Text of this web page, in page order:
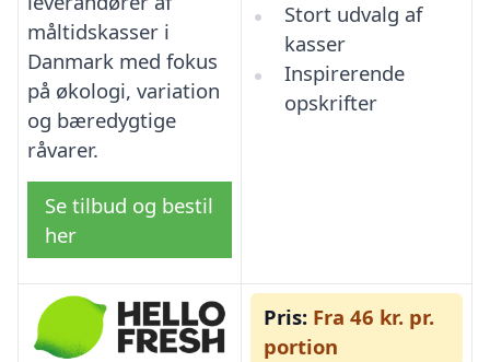
måltidskasser i
Danmark med fokus
på økologi, variation
og bæredygtige
råvarer.
Se tilbud og bestil
her
Stort udvalg af
kasser
Inspirerende
opskrifter
Pris: Fra 46 kr. pr.
portion